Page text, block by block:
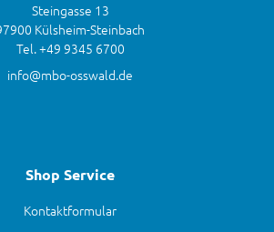
Steingasse 13
Külsheim-Steinbach
Tel. +49 9345 6700
info@mbo-osswald.de
Shop Service
Kontaktformular